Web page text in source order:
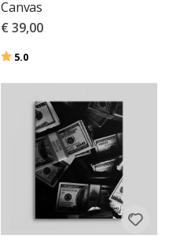
Canvas
€ 39,00
Beoordeling:
5.0